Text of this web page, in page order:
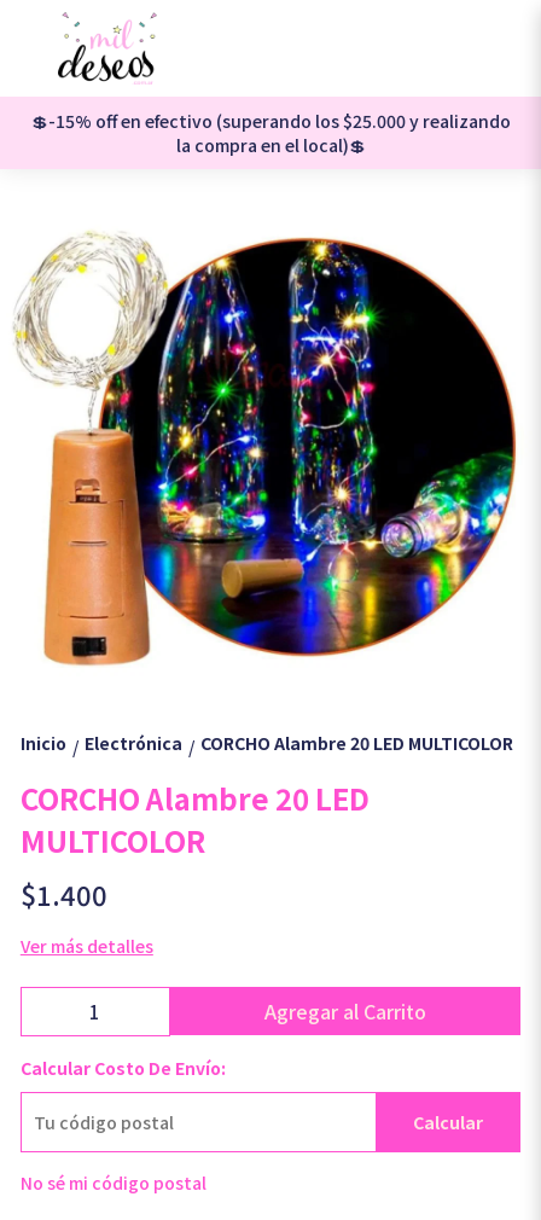
💲-15% off en efectivo (superando los $25.000 y realizando
la compra en el local)💲
Inicio / Electrónica / CORCHO Alambre 20 LED MULTICOLOR
CORCHO Alambre 20 LED
MULTICOLOR
$1.400
Ver más detalles
Agregar al Carrito
Calcular Costo De Envío:
Calcular
No sé mi código postal